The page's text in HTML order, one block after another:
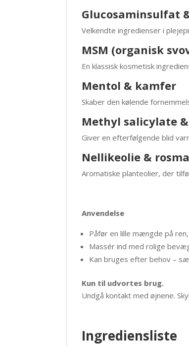
Glucosaminsulfat
Velkendte ingredienser i
MSM (organisk
En klassisk kosmetisk
Mentol & kamfer
Skaber den kølende
Methyl salicylate
Giver en efterfølgende blid
Nellikeolie &
Aromatiske planteolier, der
Anvendelse
Påfør en lille mængde på
Massér ind med rolige
Kan bruges efter behov –
Kun til udvortes brug.
Undgå kontakt med øjnene.
Ingrediensliste